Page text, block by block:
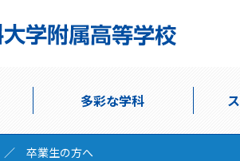
多彩な学科
／ 卒業生の方へ